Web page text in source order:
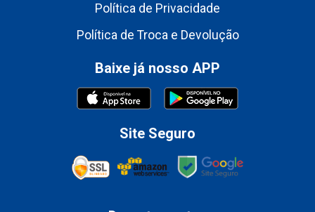
Política de Privacidade
Política de Troca e Devolução
Baixe já nosso APP
Site Seguro